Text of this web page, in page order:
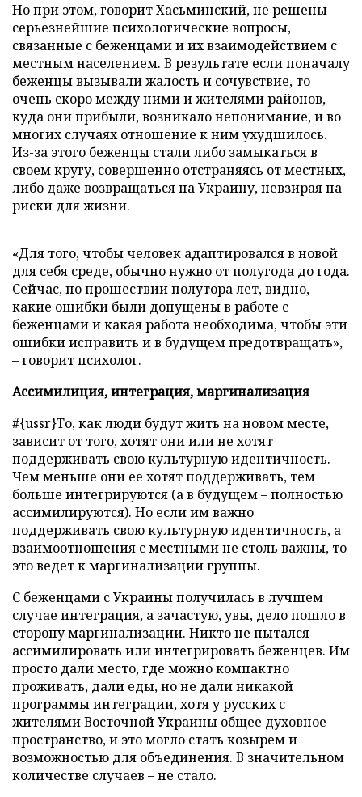
Но при этом, говорит Хасьминский, не решены
серьезнейшие психологические вопросы,
связанные с беженцами и их взаимодействием с
местным населением. В результате если поначалу
беженцы вызывали жалость и сочувствие, то
очень скоро между ними и жителями районов,
куда они прибыли, возникало непонимание, и во
многих случаях отношение к ним ухудшилось.
Из-за этого беженцы стали либо замыкаться в
своем кругу, совершенно отстраняясь от местных,
либо даже возвращаться на Украину, невзирая на
риски для жизни.
«Для того, чтобы человек адаптировался в новой
для себя среде, обычно нужно от полугода до года.
Сейчас, по прошествии полутора лет, видно,
какие ошибки были допущены в работе с
беженцами и какая работа необходима, чтобы эти
ошибки исправить и в будущем предотвращать»,
– говорит психолог.
Ассимилиция, интеграция, маргинализация
#{ussr}То, как люди будут жить на новом месте,
зависит от того, хотят они или не хотят
поддерживать свою культурную идентичность.
Чем меньше они ее хотят поддерживать, тем
больше интегрируются (а в будущем – полностью
ассимилируются). Но если им важно
поддерживать свою культурную идентичность, а
взаимоотношения с местными не столь важны, то
это ведет к маргинализации группы.
С беженцами с Украины получилась в лучшем
случае интеграция, а зачастую, увы, дело пошло в
сторону маргинализации. Никто не пытался
ассимилировать или интегрировать беженцев. Им
просто дали место, где можно компактно
проживать, дали еды, но не дали никакой
программы интеграции, хотя у русских с
жителями Восточной Украины общее духовное
пространство, и это могло стать козырем и
возможностью для объединения. В значительном
количестве случаев – не стало.